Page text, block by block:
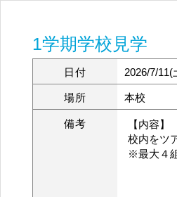
1学期学校見学
日付 2026/7/11(
場所 本校
備考
【内容】
校内をツ
※最大４